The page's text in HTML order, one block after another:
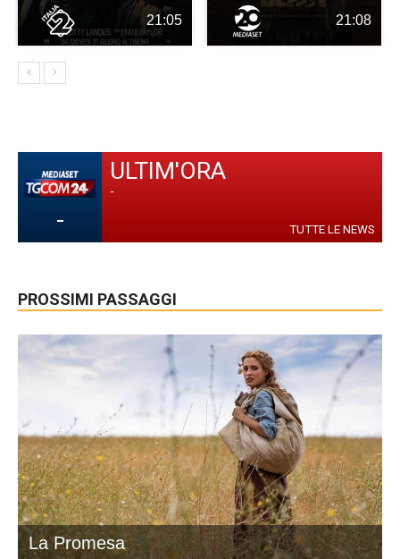
21:05 21:08
-
ULTIM'ORA
-
TUTTE LE NEWS
PROSSIMI PASSAGGI
La Promesa